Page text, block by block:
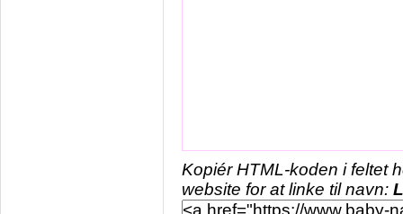
Kopiér HTML-koden i feltet
website for at linke til navn: